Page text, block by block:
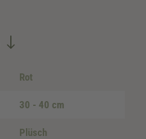
Rot
30 - 40 cm
Plüsch